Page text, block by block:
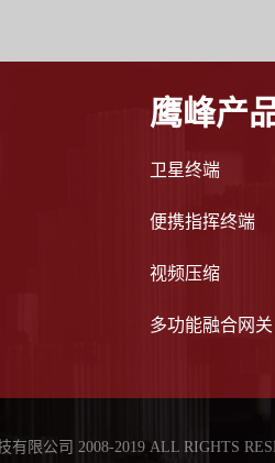
鹰峰产
卫星终端
便携指挥终端
视频压缩
多功能融合网关
有限公司 2008-2019 ALL RIGHTS